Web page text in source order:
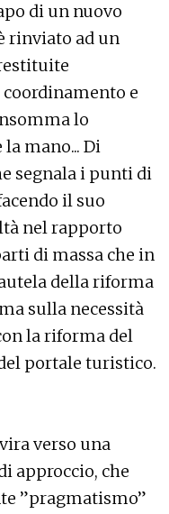
di un nuovo
rinviato ad un
e
lo
mano... Di
segnala i punti di
il suo
nel rapporto
di massa che in
della riforma
sulla necessità
la riforma del
portale turistico.
verso una
approccio, che
”pragmatismo”